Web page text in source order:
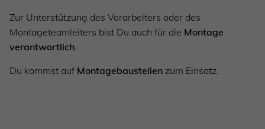
Zur Unterstützung des Vorarbeiters oder des
Montageteamleiters bist Du auch für die Montage
verantwortlich.
Du kommst auf Montagebaustellen zum Einsatz.